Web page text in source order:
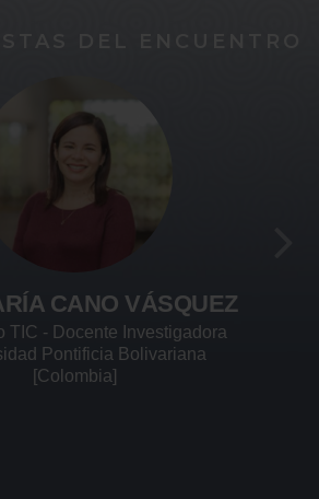
NÚÑEZ
Fundador/CVO
Griky
[Colombia]